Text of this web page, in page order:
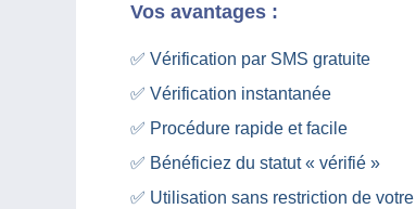
Vos avantages :
✅ Vérification par SMS gratuite
✅ Vérification instantanée
✅ Procédure rapide et facile
✅ Bénéficiez du statut « vérifié »
✅ Utilisation sans restriction de